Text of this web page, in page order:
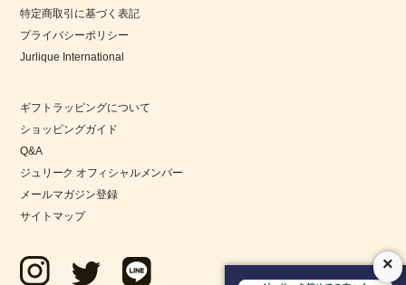
×
特定商取引に基づく表記
プライバシーポリシー
Jurlique International
ギフトラッピングについて
ショッピングガイド
Q&A
ジュリーク オフィシャルメンバー
メールマガジン登録
サイトマップ